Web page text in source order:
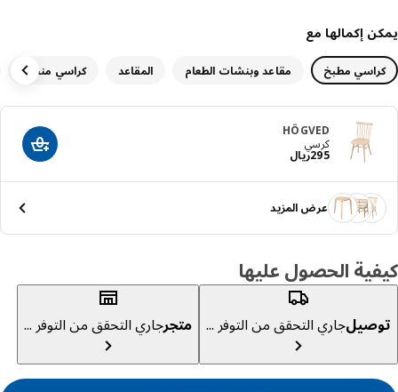
إكمالها مع
مطبخ مقاعد وبنشات الطعام المقاعد كراسي منجدة
HÖGVED
كرسي
ريال295 السعر ريال 295 أضف إلى
عرض المزيد
الحصول عليها
جاري التحقق من التوفر ... متجرجاري التحقق من التوفر ...